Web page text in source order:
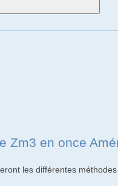
Zm3 en once
les différentes